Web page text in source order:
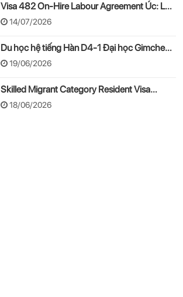
Visa 482 On-Hire Labour Agreement Úc: Lộ
trình làm việc hợp pháp theo mô hình On-
Hire
14/07/2026
Du học hệ tiếng Hàn D4-1 Đại học Gimcheon
2026: Tuyển sinh, chi phí, hồ sơ
19/06/2026
Skilled Migrant Category Resident Visa
2026: Cập nhật thay đổi mới từ 24/08/2026
18/06/2026